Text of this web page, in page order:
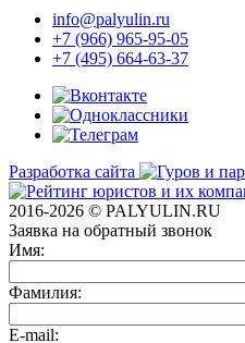
info@palyulin.ru
+7 (966) 965-95-05
+7 (495) 664-63-37
Разработка сайта
2016-2026 © PALYULIN.RU
Заявка на обратный звонок
Имя:
Фамилия:
E-mail: